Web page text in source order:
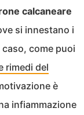
calcaneare
si innestano i
come puoi
rimedi del
è
infiammazione